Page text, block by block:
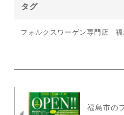
タグ
フォルクスワーゲン専門店
福島市の